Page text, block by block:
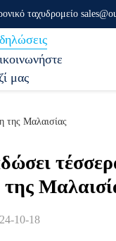
ταχυδρομείο
μας
της Μαλαισίας
της
10-18